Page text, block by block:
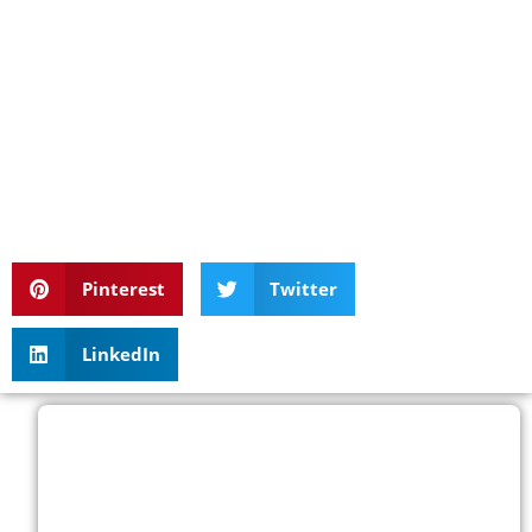
Pinterest Twitter
LinkedIn